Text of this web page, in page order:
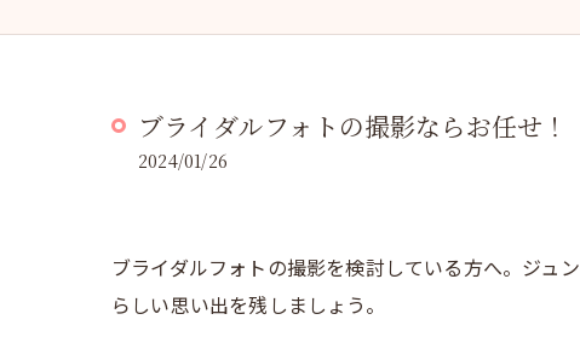
ブライダルフォトの撮影ならお任せ！
2024/01/26
ブライダルフォトの撮影を検討している方へ。ジュ
らしい思い出を残しましょう。